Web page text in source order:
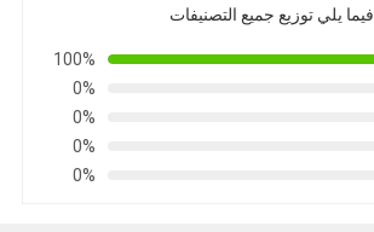
فيما يلي توزيع جميع التصنيفات
100%
0%
0%
0%
0%